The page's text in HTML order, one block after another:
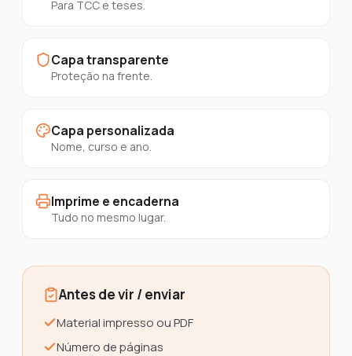
Para TCC e teses.
Capa transparente
Proteção na frente.
Capa personalizada
Nome, curso e ano.
Imprime e encaderna
Tudo no mesmo lugar.
Antes de vir / enviar
Material impresso ou PDF
Número de páginas